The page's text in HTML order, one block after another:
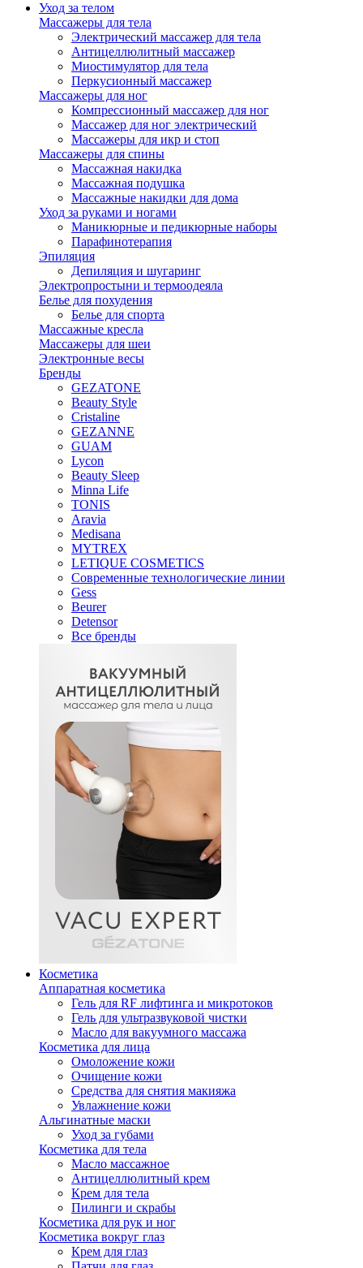
Уход за телом
Массажеры для тела
Электрический массажер для тела
Антицеллюлитный массажер
Миостимулятор для тела
Перкусионный массажер
Массажеры для ног
Компрессионный массажер для ног
Массажер для ног электрический
Массажеры для икр и стоп
Массажеры для спины
Массажная накидка
Массажная подушка
Массажные накидки для дома
Уход за руками и ногами
Маникюрные и педикюрные наборы
Парафинотерапия
Эпиляция
Депиляция и шугаринг
Электропростыни и термоодеяла
Белье для похудения
Белье для спорта
Массажные кресла
Массажеры для шеи
Электронные весы
Бренды
GEZATONE
Beauty Style
Cristaline
GEZANNE
GUAM
Lycon
Beauty Sleep
Minna Life
TONIS
Aravia
Medisana
MYTREX
LETIQUE COSMETICS
Современные технологические линии
Gess
Beurer
Detensor
Все бренды
Косметика
Аппаратная косметика
Гель для RF лифтинга и микротоков
Гель для ультразвуковой чистки
Масло для вакуумного массажа
Косметика для лица
Омоложение кожи
Очищение кожи
Средства для снятия макияжа
Увлажнение кожи
Альгинатные маски
Уход за губами
Косметика для тела
Масло массажное
Антицеллюлитный крем
Крем для тела
Пилинги и скрабы
Косметика для рук и ног
Косметика вокруг глаз
Крем для глаз